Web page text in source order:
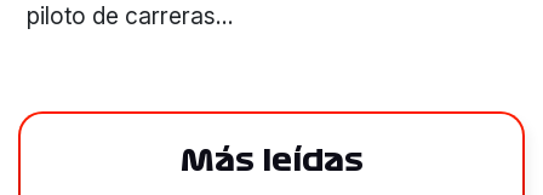
piloto de carreras…
Más leídas